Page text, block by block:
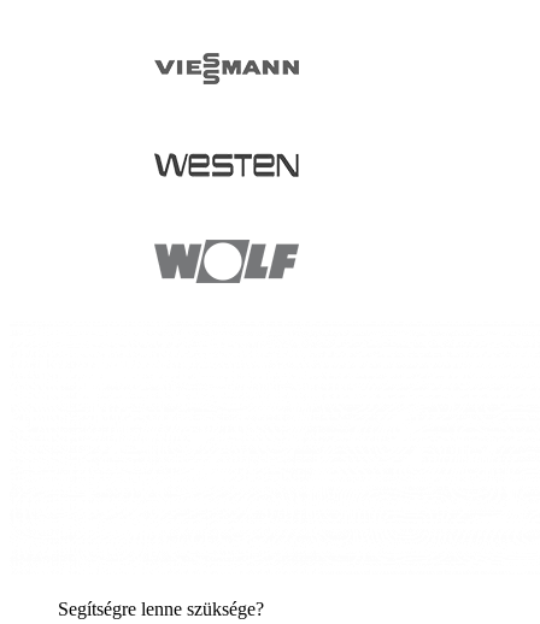
Segítségre lenne szüksége?